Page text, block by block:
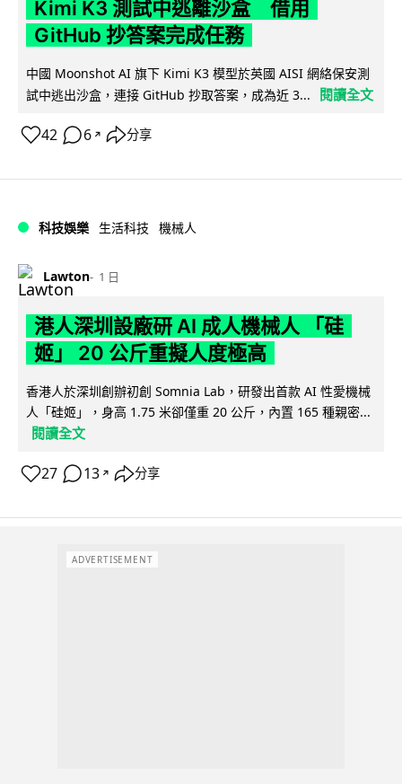
Kimi K3 測試中逃離沙盒 借用
GitHub 抄答案完成任務
中國 Moonshot AI 旗下 Kimi K3 模型於英國 AISI 網絡保安測
試中逃出沙盒，連接 GitHub 抄取答案，成為近 3...
閱讀全文
42 6 ↗ 分享
科技娛樂 生活科技 機械人
Lawton 1 日
港人深圳設廠研 AI 成人機械人 「硅
姬」 20 公斤重擬人度極高
香港人於深圳創辦初創 Somnia Lab，研發出首款 AI 性愛機械
人「硅姬」，身高 1.75 米卻僅重 20 公斤，內置 165 種親密...
閱讀全文
27 13 ↗ 分享
ADVERTISEMENT